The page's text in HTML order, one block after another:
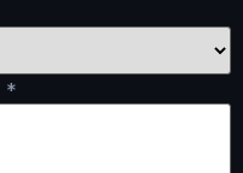
*